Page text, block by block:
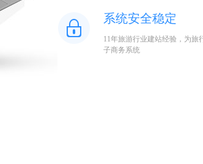
系统安全稳定
11年旅游行业建站经验，为旅
子商务系统